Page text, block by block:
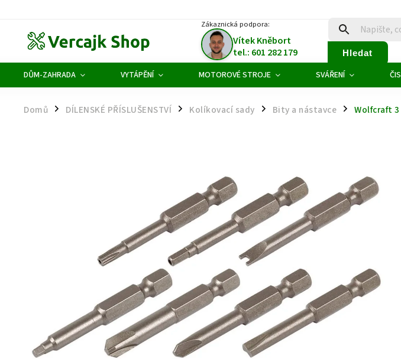
Zákaznická podpora:
Vítek Kněbort
tel.: 601 282 179
Hledat
DŮM-ZAHRADA VYTÁPĚNÍ MOTOROVÉ STROJE SVÁŘENÍ
Domů / DÍLENSKÉ PŘÍSLUŠENSTVÍ / Kolíkovací sady / Bity a nástavce / Wolfcraft